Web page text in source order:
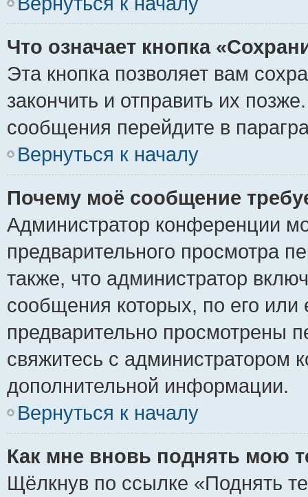
Что означает кнопка
Эта кнопка позволяет вам
закончить и отправить их
сообщения перейдите в
Вернуться к началу
Почему моё сообщение
Администратор конференции
предварительного просмотра
также, что администратор
сообщения которых, по его
предварительно просмотрены
свяжитесь с администратором
дополнительной информации.
Вернуться к началу
Как мне вновь поднять мою
Щёлкнув по ссылке «Поднять